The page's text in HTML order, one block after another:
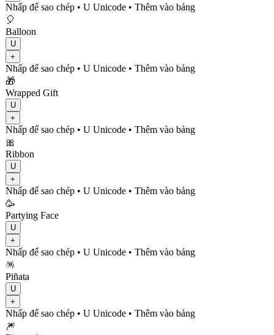
Nhấp để sao chép • U Unicode • Thêm vào bảng
🎈
Balloon
U
+
Nhấp để sao chép • U Unicode • Thêm vào bảng
🎁
Wrapped Gift
U
+
Nhấp để sao chép • U Unicode • Thêm vào bảng
🎀
Ribbon
U
+
Nhấp để sao chép • U Unicode • Thêm vào bảng
🥳
Partying Face
U
+
Nhấp để sao chép • U Unicode • Thêm vào bảng
🪅
Piñata
U
+
Nhấp để sao chép • U Unicode • Thêm vào bảng
🎆